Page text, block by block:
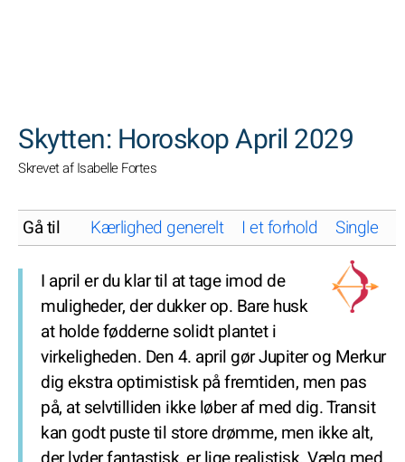
Skytten: Horoskop April 2029
Skrevet af Isabelle Fortes
Gå til Kærlighed generelt I et forhold Single
I april er du klar til at tage imod de
muligheder, der dukker op. Bare husk
at holde fødderne solidt plantet i
virkeligheden. Den 4. april gør Jupiter og Merkur
dig ekstra optimistisk på fremtiden, men pas
på, at selvtilliden ikke løber af med dig. Transit
kan godt puste til store drømme, men ikke alt,